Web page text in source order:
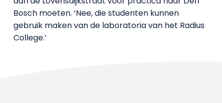
Bosch moeten. ‘Nee, die studenten kunnen
gebruik maken van de laboratoria van het Radius
College.’